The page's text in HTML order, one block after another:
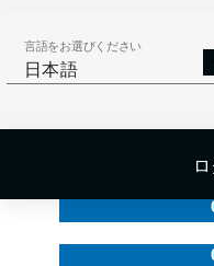
言語をお選びください
日本語
0 %
PASS